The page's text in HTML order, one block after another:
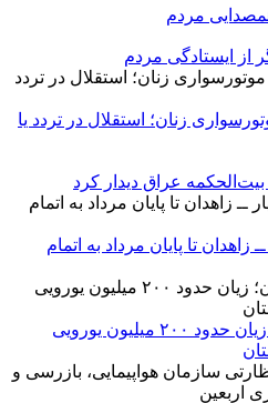
مردم
از ایستادگی مردم
زنان؛ استقلال در تردد یا
عراق دیدار کرد
زاهدان تا پایان مرداد به اتمام
پیامدهای تجاوز به ایران؛ زیان حدود ۲۰۰ میلیون یورویی